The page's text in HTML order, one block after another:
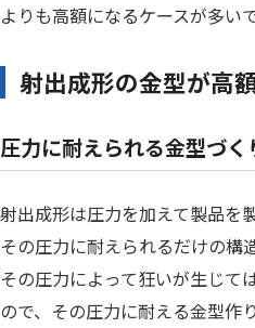
よりも高額になるケースが多いで
射出成形の金型が高
圧力に耐えられる金型づく
射出成形は圧力を加えて製品を
その圧力に耐えられるだけの構
その圧力によって狂いが生じて
ので、その圧力に耐える金型作